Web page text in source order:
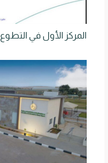
المركز الأول في التطوع